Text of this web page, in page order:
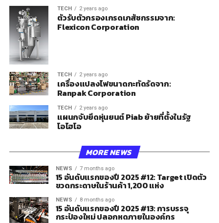
TECH 2 years ago
ตัวรับตัวกรองเกรดเภสัชกรรมจาก:
Flexicon Corporation
TECH 2 years ago
เครื่องแปลงไฟขนาดกะทัดรัดจาก:
Ranpak Corporation
TECH 2 years ago
แผนกจับยึดหุ่นยนต์ Piab ย้ายที่ตั้งในรัฐ
โอไฮโอ
MORE NEWS
NEWS 7 months ago
15 อันดับแรกของปี 2025 #12: Target เปิดตัว
ขวดกระดาษในร้านค้า 1,200 แห่ง
NEWS 8 months ago
15 อันดับแรกของปี 2025 #13: การบรรจุ
กระป๋องใหม่ ปลอกหดภายในองค์กร